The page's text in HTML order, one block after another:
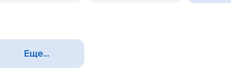
Еще...